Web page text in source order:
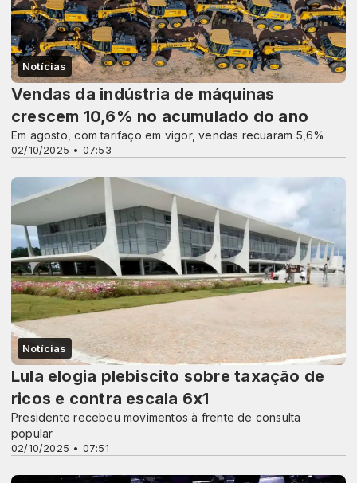
Notícias
02/10/2025 • 07:53
Vendas da indústria de máquinas
crescem 10,6% no acumulado do ano
Em agosto, com tarifaço em vigor, vendas recuaram 5,6%
Notícias
02/10/2025 • 07:51
Lula elogia plebiscito sobre taxação de
ricos e contra escala 6x1
Presidente recebeu movimentos à frente de consulta
popular